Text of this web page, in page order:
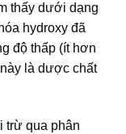
thấy dưới dạng
hydroxy đã
độ thấp (ít hơn
là dược chất
trừ qua phân